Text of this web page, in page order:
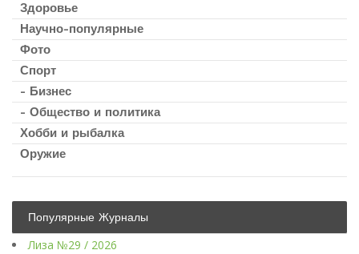
Здоровье
Научно-популярные
Фото
Спорт
- Бизнес
- Общество и политика
Хобби и рыбалка
Оружие
Популярные Журналы
Лиза №29 / 2026